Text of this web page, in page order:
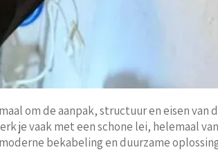
om de aanpak, structuur en eisen van
je vaak met een schone lei, helemaal
bekabeling en duurzame